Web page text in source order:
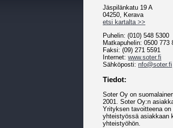
Jäspilänkatu 19 A
04250, Kerava
etsi kartalta >>
Puhelin: (010) 548 5300
Matkapuhelin: 0500 773
Faksi: (09) 271 5591
Internet: www.soter.fi
Sähköposti: nfo@soter.fi
Tiedot:
Soter Oy on
2001. Soter Oy:n
Yrityksen tavoitteena
yhteistyössä asiakkaan
yhteistyöhön.